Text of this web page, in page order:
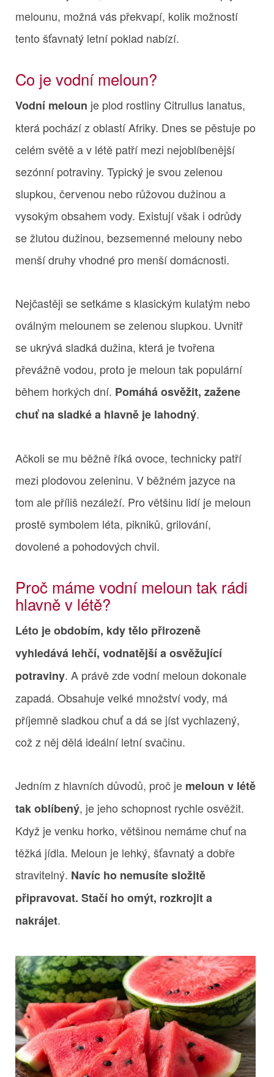
melounu, možná vás překvapí, kolik možností
tento šťavnatý letní poklad nabízí.
Co je vodní meloun?
Vodní meloun je plod rostliny Citrullus lanatus,
která pochází z oblastí Afriky. Dnes se pěstuje po
celém světě a v létě patří mezi nejoblíbenější
sezónní potraviny. Typický je svou zelenou
slupkou, červenou nebo růžovou dužinou a
vysokým obsahem vody. Existují však i odrůdy
se žlutou dužinou, bezsemenné melouny nebo
menší druhy vhodné pro menší domácnosti.
Nejčastěji se setkáme s klasickým kulatým nebo
oválným melounem se zelenou slupkou. Uvnitř
se ukrývá sladká dužina, která je tvořena
převážně vodou, proto je meloun tak populární
během horkých dní. Pomáhá osvěžit, zažene
chuť na sladké a hlavně je lahodný.
Ačkoli se mu běžně říká ovoce, technicky patří
mezi plodovou zeleninu. V běžném jazyce na
tom ale příliš nezáleží. Pro většinu lidí je meloun
prostě symbolem léta, pikniků, grilování,
dovolené a pohodových chvil.
Proč máme vodní meloun tak rádi
hlavně v létě?
Léto je obdobím, kdy tělo přirozeně
vyhledává lehčí, vodnatější a osvěžující
potraviny. A právě zde vodní meloun dokonale
zapadá. Obsahuje velké množství vody, má
příjemně sladkou chuť a dá se jíst vychlazený,
což z něj dělá ideální letní svačinu.
Jedním z hlavních důvodů, proč je meloun v létě
tak oblíbený, je jeho schopnost rychle osvěžit.
Když je venku horko, většinou nemáme chuť na
těžká jídla. Meloun je lehký, šťavnatý a dobře
stravitelný. Navíc ho nemusíte složitě
připravovat. Stačí ho omýt, rozkrojit a
nakrájet.